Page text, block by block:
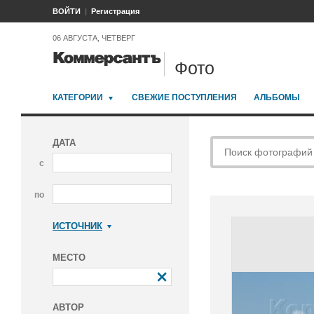
ВОЙТИ Регистрация
06 АВГУСТА, ЧЕТВЕРГ
Фото
КАТЕГОРИИ СВЕЖИЕ ПОСТУПЛЕНИЯ АЛЬБОМЫ
ДАТА
с
по
ИСТОЧНИК
МЕСТО
АВТОР